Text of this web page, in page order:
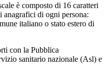
è composto di 16 caratteri
anagrafici di ogni persona:
italiano o stato estero di
con la Pubblica
sanitario nazionale (Asl) e